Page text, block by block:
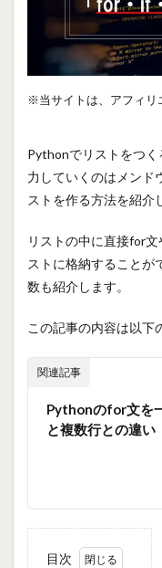
※当サイトは、アフィリ
Pythonでリストをつく
力していくのはメンド
ストを作る方法を紹介
リストの中に直接for
ストに格納することが
数も紹介します。
この記事の内容は以下
関連記事
Pythonのfor文を
と複数行との違い
目次